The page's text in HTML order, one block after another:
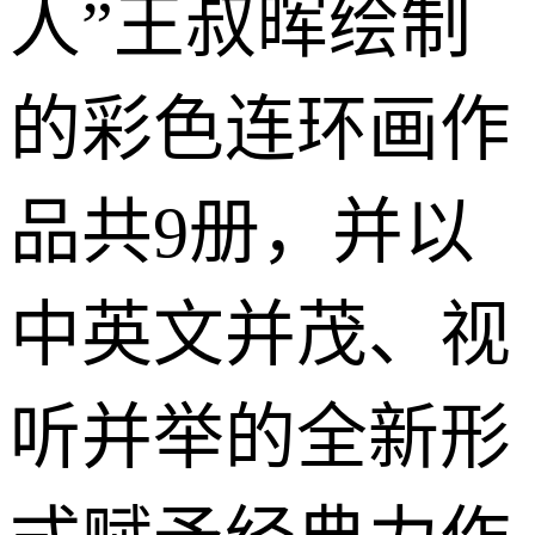
人”王叔晖绘制
的彩色连环画作
品共9册，并以
中英文并茂、视
听并举的全新形